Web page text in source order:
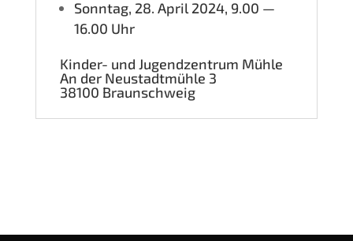
Sonn­tag, 28. April 2024, 9.00 —
16.00 Uhr
Kin­der- und Jugend­zen­trum Mühle
An der Neu­stadt­müh­le 3
38100 Braun­schweig